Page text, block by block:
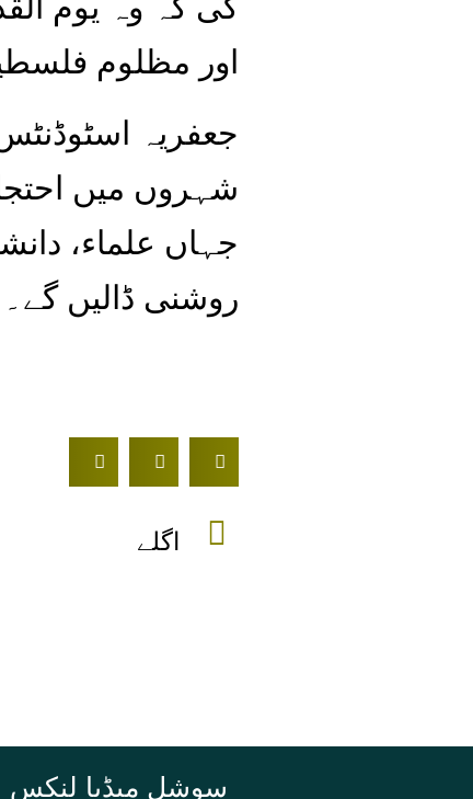
کی کہ وہ یوم
اور مظلوم
جعفریہ
شہروں میں
جہاں علماء،
روشنی ڈالیں گے۔
اگلے
سوشل میڈیا لنکس